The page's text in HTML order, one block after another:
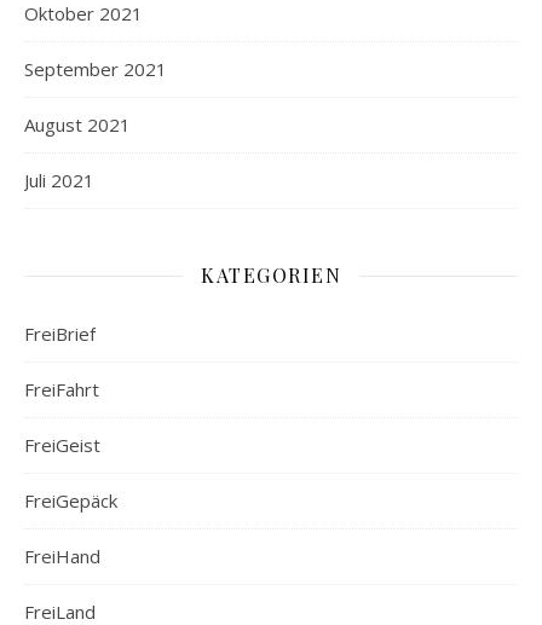
Oktober 2021
September 2021
August 2021
Juli 2021
KATEGORIEN
FreiBrief
FreiFahrt
FreiGeist
FreiGepäck
FreiHand
FreiLand